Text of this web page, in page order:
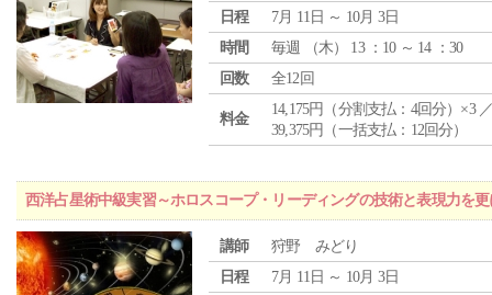
日程
7月 11日 ～ 10月 3日
時間
毎週 （木） 13 ：10 ～ 14 ：30
回数
全12回
料金
14,175円（分割支払：4回分）×3
39,375円（一括支払：12回分）
西洋占星術中級実習～ホロスコープ・リーディングの技術と表現力を
講師
狩野 みどり
日程
7月 11日 ～ 10月 3日